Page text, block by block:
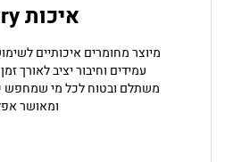
איכות Ivory
מיוצר מחומרים איכותיים
עמידים וחיבור יציב לאורך
ומאושר